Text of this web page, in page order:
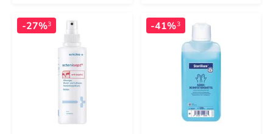
-27%3 -41%3